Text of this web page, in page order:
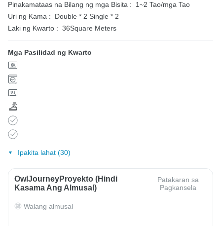
Pinakamataas na Bilang ng mga Bisita :
1~2 Tao/mga Tao
Uri ng Kama :
Double * 2 Single * 2
Laki ng Kwarto : 36Square Meters
Mga Pasilidad ng Kwarto
Ipakita lahat (30)
OwlJourneyProyekto (Hindi
Kasama Ang Almusal)
Patakaran sa
Pagkansela
Walang almusal